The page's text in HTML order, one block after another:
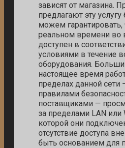
зависят от магазина.
предлагают эту
можем гарантировать,
реальном времени во
доступен в
условиями в течение
оборудования.
настоящее время
пределах данной сети
правилами
поставщиками —
за пределами LAN или
которой они
отсутствие доступа
быть основанием для